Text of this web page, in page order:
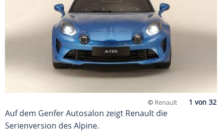
© Renault
Auf dem Genfer Autosalon zeigt Renault die
Serienversion des Alpine.